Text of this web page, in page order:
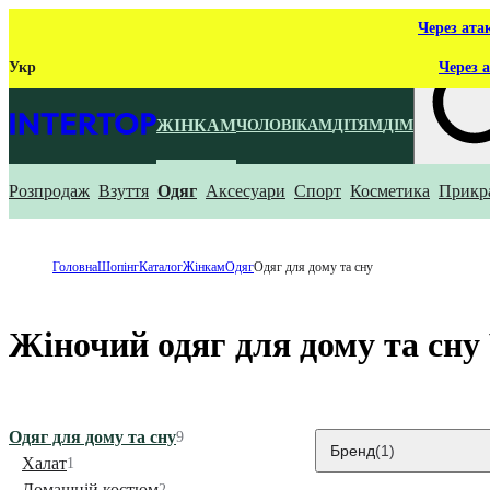
Через
Укр Через
ЖІНКАМЧОЛОВІКАМДІТЯМДІМ
Що ти
Розпродаж Взуття Одяг Аксесуари Спорт Косметика
ГоловнаШопінгКаталогЖінкамОдягОдяг для дому та сну
Жіночий одяг для дому та
Одяг для дому та сну9
Халат1
Бренд(1)